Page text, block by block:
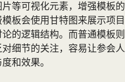
等可视化元素，增强模板的
板会使用甘特图来展示项目
的逻辑结构。而普通模板则
细节的关注，容易让参会人
和效果。